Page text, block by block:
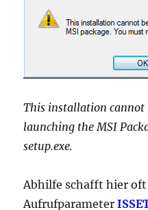
This installation cannot
launching the MSI
setup.exe.
Abhilfe schafft hier oft
Aufrufparameter